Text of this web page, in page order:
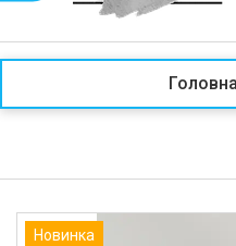
Головна
Новинка